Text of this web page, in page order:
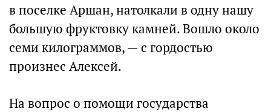
в поселке Аршан, натолкали в одну нашу
большую фруктовку камней. Вошло около
семи килограммов, — с гордостью
произнес Алексей.
На вопрос о помощи государства